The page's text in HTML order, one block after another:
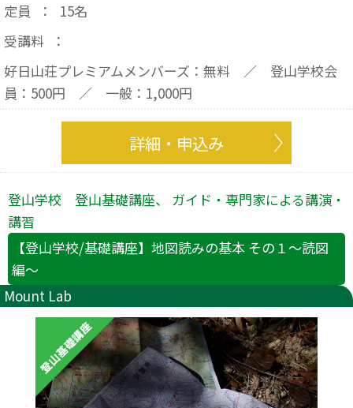
定員
：
15名
受講料
：
好日山荘プレミアムメンバーズ：無料 ／ 登山学校会
員：500円 ／ 一般：1,000円
詳細・申込み
登山学校 登山基礎講座、 ガイド・専門家による講演・
講習
【登山学校/基礎講座】地図読みの基本 その１～読図
編～
Mount Lab